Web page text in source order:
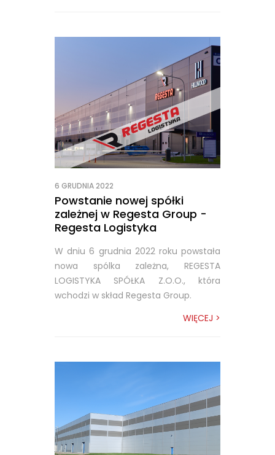
6 GRUDNIA 2022
Powstanie nowej spółki
zależnej w Regesta Group -
Regesta Logistyka
W dniu 6 grudnia 2022 roku powstała
nowa spólka zależna, REGESTA
LOGISTYKA SPÓŁKA Z.O.O., która
wchodzi w skład Regesta Group.
WIĘCEJ >